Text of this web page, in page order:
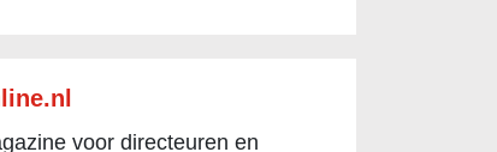
voor directeuren en